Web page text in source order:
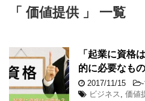
「 価値提供 」 一覧
「起業に資格
的に必要なも
2017/11/15 -
ビジネス
価値